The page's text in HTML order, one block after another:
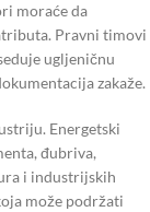
moraće da
Pravni timovi
ugljeničnu
zakaže.
Energetski
đubriva,
i industrijskih
može podržati